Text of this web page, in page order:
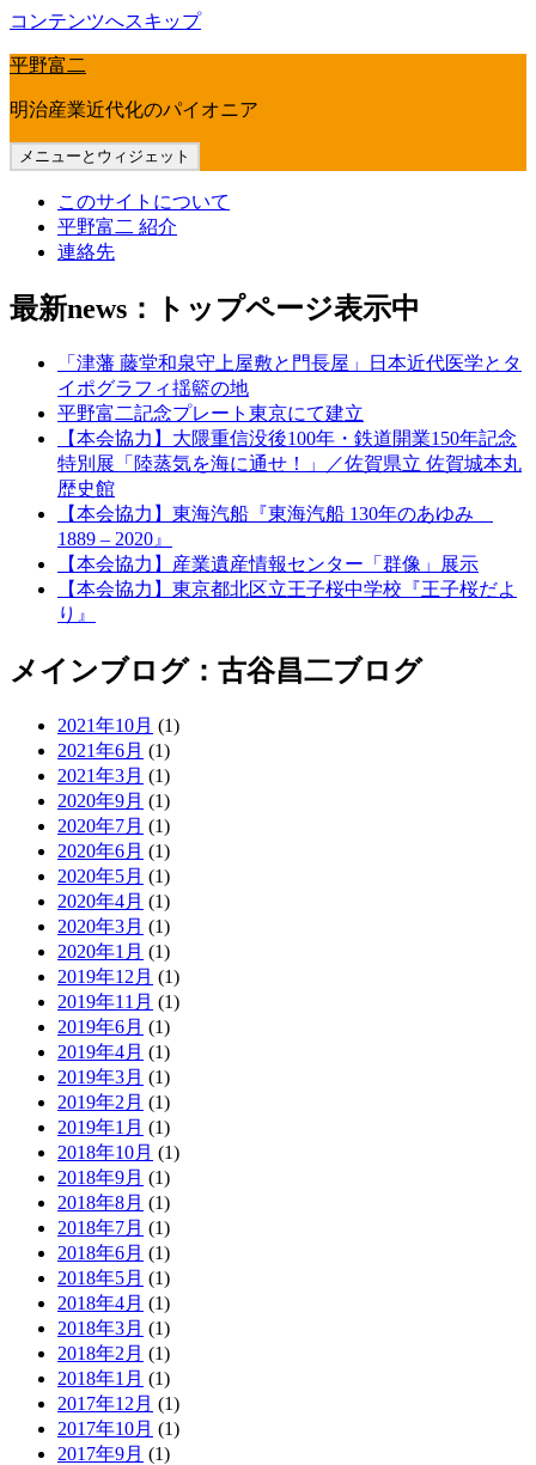
コンテンツへスキップ
平野富二
明治産業近代化のパイオニア
メニューとウィジェット
このサイトについて
平野富二 紹介
連絡先
最新news：トップページ表示中
「津藩 藤堂和泉守上屋敷と門長屋」日本近代医学とタ
イポグラフィ揺籃の地
平野富二記念プレート東京にて建立
【本会協力】大隈重信没後100年・鉄道開業150年記念
特別展「陸蒸気を海に通せ！」／佐賀県立 佐賀城本丸
歴史館
【本会協力】東海汽船『東海汽船 130年のあゆみ
1889 – 2020』
【本会協力】産業遺産情報センター「群像」展示
【本会協力】東京都北区立王子桜中学校『王子桜だよ
り』
メインブログ：古谷昌二ブログ
2021年10月 (1)
2021年6月 (1)
2021年3月 (1)
2020年9月 (1)
2020年7月 (1)
2020年6月 (1)
2020年5月 (1)
2020年4月 (1)
2020年3月 (1)
2020年1月 (1)
2019年12月 (1)
2019年11月 (1)
2019年6月 (1)
2019年4月 (1)
2019年3月 (1)
2019年2月 (1)
2019年1月 (1)
2018年10月 (1)
2018年9月 (1)
2018年8月 (1)
2018年7月 (1)
2018年6月 (1)
2018年5月 (1)
2018年4月 (1)
2018年3月 (1)
2018年2月 (1)
2018年1月 (1)
2017年12月 (1)
2017年10月 (1)
2017年9月 (1)